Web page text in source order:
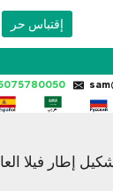
إقتباس حر
إطار فيلا